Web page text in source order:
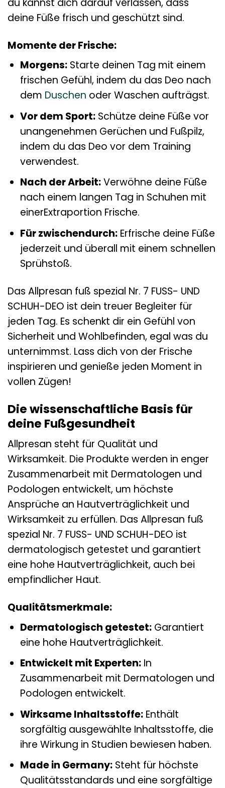
deine Füße frisch und geschützt sind.
Momente der Frische:
Morgens:Starte deinen Tag mit einem
frischen Gefühl, indem du das Deo nach
dem Duschen oder Waschen aufträgst.
Vor dem Sport:Schütze deine Füße vor
unangenehmen Gerüchen und Fußpilz,
indem du das Deo vor dem Training
verwendest.
Nach der Arbeit:Verwöhne deine Füße
nach einem langen Tag in Schuhen mit
einerExtraportion Frische.
Für zwischendurch:Erfrische deine Füße
jederzeit und überall mit einem schnellen
Sprühstoß.
Das Allpresan fuß spezial Nr. 7 FUSS- UND
SCHUH-DEO ist dein treuer Begleiter für
jeden Tag. Es schenkt dir ein Gefühl von
Sicherheit und Wohlbefinden, egal was du
unternimmst. Lass dich von der Frische
inspirieren und genieße jeden Moment in
vollen Zügen!
Die wissenschaftliche Basis für
deine Fußgesundheit
Allpresan steht für Qualität und
Wirksamkeit. Die Produkte werden in enger
Zusammenarbeit mit Dermatologen und
Podologen entwickelt, um höchste
Ansprüche an Hautverträglichkeit und
Wirksamkeit zu erfüllen. Das Allpresan fuß
spezial Nr. 7 FUSS- UND SCHUH-DEO ist
dermatologisch getestet und garantiert
eine hohe Hautverträglichkeit, auch bei
empfindlicher Haut.
Qualitätsmerkmale:
Dermatologisch getestet:Garantiert
eine hohe Hautverträglichkeit.
Entwickelt mit Experten:In
Zusammenarbeit mit Dermatologen und
Podologen entwickelt.
Wirksame Inhaltsstoffe:Enthält
sorgfältig ausgewählte Inhaltsstoffe, die
ihre Wirkung in Studien bewiesen haben.
Made in Germany:Steht für höchste
Qualitätsstandards und eine sorgfältige